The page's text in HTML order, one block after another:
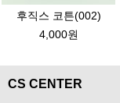
후직스 코튼(002)
4,000원
CS CENTER